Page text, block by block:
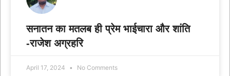
सनातन का मतलब ही प्रेम भाईचारा और शांति
-राजेश अग्रहरि
April 17, 2024 No Comments